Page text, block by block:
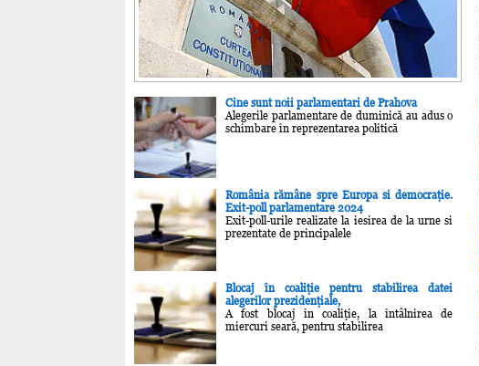
Cine sunt noii parlamentari de Prahova
Alegerile parlamentare de duminică au adus o
schimbare în reprezentarea politică
România rămâne spre Europa si democraţie.
Exit-poll parlamentare 2024
Exit-poll-urile realizate la iesirea de la urne si
prezentate de principalele
Blocaj în coaliţie pentru stabilirea datei
alegerilor prezidenţiale,
A fost blocaj în coaliţie, la întâlnirea de
miercuri seară, pentru stabilirea